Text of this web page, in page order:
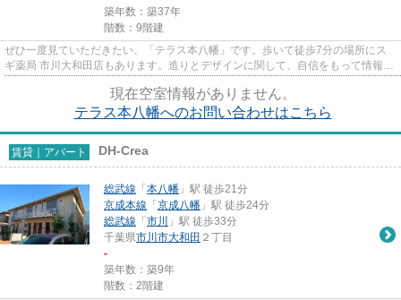
築年数：築37年
階数：9階建
ぜひ一度見ていただきたい、「テラス本八幡」です。歩いて徒歩7分の場所にス
ギ薬局 市川大和田店もあります。造りとデザインに関して、自信をもって情報を
現在空室情報がありません。
テラス本八幡へのお問い合わせはこちら
賃貸｜アパート DH-Crea
総武線 「 本八幡 」駅 徒歩21分
京成本線 「 京成八幡 」駅 徒歩24分
総武線 「 市川
」駅 徒歩33分
千葉県市川市大和田 ２丁目
-
築年数：築9年
階数：2階建